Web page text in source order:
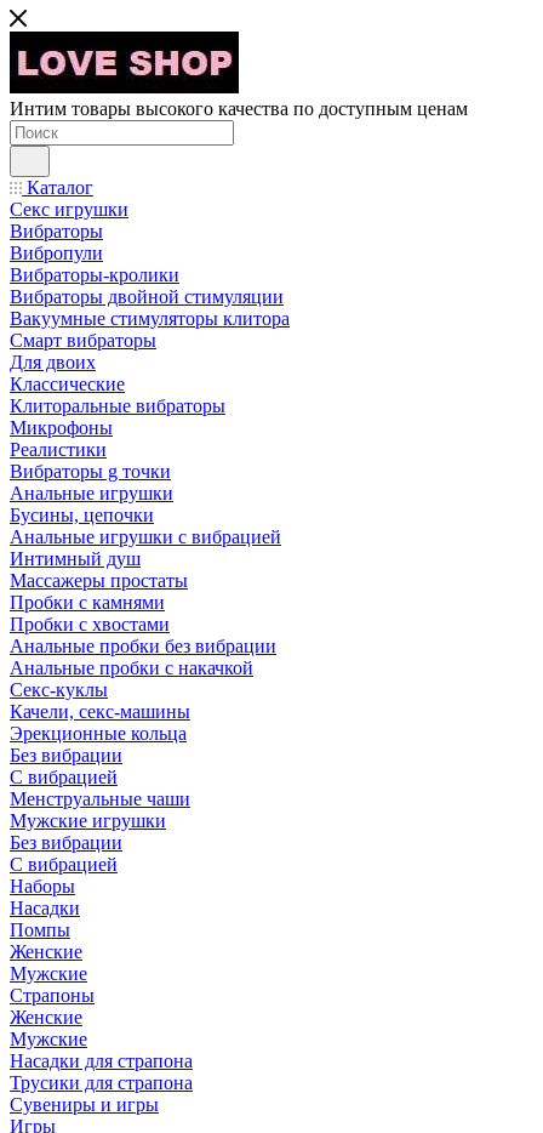
Интим товары высокого качества по доступным ценам
Каталог
Секс игрушки
Вибраторы
Вибропули
Вибраторы-кролики
Вибраторы двойной стимуляции
Вакуумные стимуляторы клитора
Смарт вибраторы
Для двоих
Классические
Клиторальные вибраторы
Микрофоны
Реалистики
Вибраторы g точки
Анальные игрушки
Бусины, цепочки
Анальные игрушки с вибрацией
Интимный душ
Массажеры простаты
Пробки с камнями
Пробки с хвостами
Анальные пробки без вибрации
Анальные пробки с накачкой
Секс-куклы
Качели, секс-машины
Эрекционные кольца
Без вибрации
С вибрацией
Менструальные чаши
Мужские игрушки
Без вибрации
С вибрацией
Наборы
Насадки
Помпы
Женские
Мужские
Страпоны
Женские
Мужские
Насадки для страпона
Трусики для страпона
Сувениры и игры
Игры